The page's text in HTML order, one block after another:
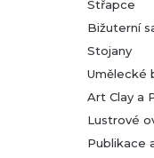
Střapce
Bižuterní
Stojany
Umělecké
Art Clay a
Lustrové
Publikace